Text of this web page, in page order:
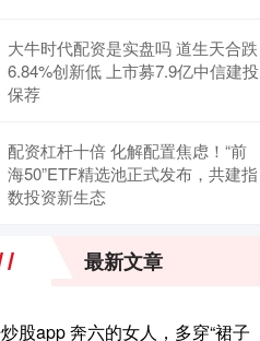
大牛时代配资是实盘吗 道生天合跌
6.84%创新低 上市募7.9亿中信建投
保荐
配资杠杆十倍 化解配置焦虑！“前
海50”ETF精选池正式发布，共建指
数投资新生态
最新文章
股app 奔六的女人，多穿“裙子